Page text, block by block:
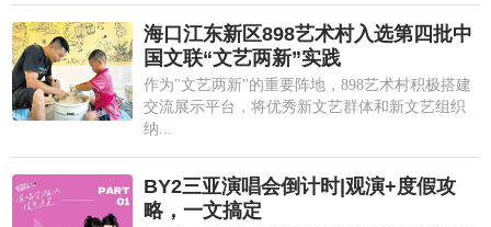
海口江东新区898艺术村入选第四批中
国文联“文艺两新”实践
作为"文艺两新"的重要阵地，898艺术村积极搭建
交流展示平台，将优秀新文艺群体和新文艺组织
纳...
BY2三亚演唱会倒计时|观演+度假攻
略，一文搞定